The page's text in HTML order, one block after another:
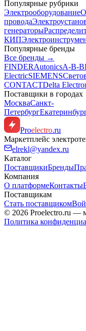
Популярные рубрики
Электрооборудование
провода
генераторы
КИП
Популярные бренды
Все бренды →
FINDERAutonicsA-B-B
ElectricSIEMENS
CONTACTDelta
Поставщики в городах
МоскваСанкт-
Петербург
Proelectro.ru
Маркетплейс
elrekl@yandex.ru
Каталог
ПоставщикиБренды
Компания
О платформеКонтакты
Поставщикам
Стать поставщиком
© 2026 Proelectro.ru —
Политика